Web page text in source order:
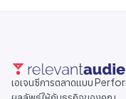
เอเจนซีการตลาดแบบ